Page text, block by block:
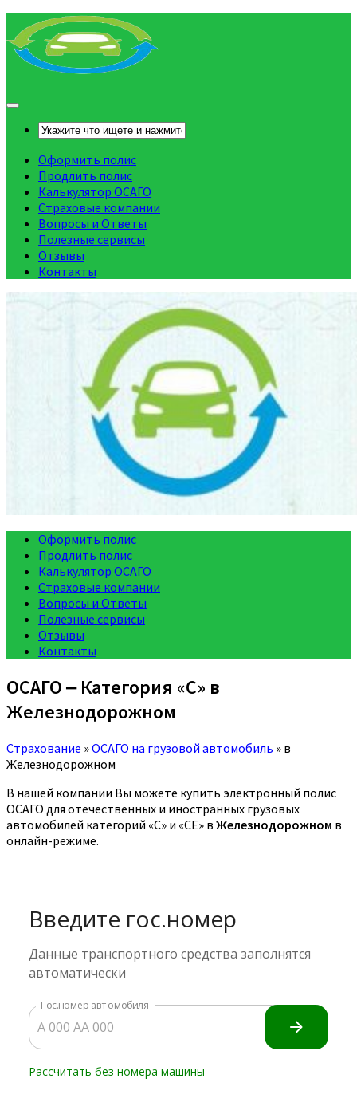
Оформить полис
Продлить полис
Калькулятор ОСАГО
Страховые компании
Вопросы и Ответы
Полезные сервисы
Отзывы
Контакты
Оформить полис
Продлить полис
Калькулятор ОСАГО
Страховые компании
Вопросы и Ответы
Полезные сервисы
Отзывы
Контакты
ОСАГО ‒ Категория «C» в
Железнодорожном
Страхование »ОСАГО на грузовой автомобиль » в
Железнодорожном
В нашей компании Вы можете купить электронный полис
ОСАГО для отечественных и иностранных грузовых
автомобилей категорий «C» и «CE» в Железнодорожном в
онлайн-режиме.